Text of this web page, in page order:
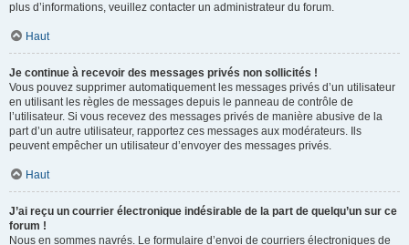
plus d’informations, veuillez contacter un administrateur du forum.
Haut
Je continue à recevoir des messages privés non sollicités !
Vous pouvez supprimer automatiquement les messages privés d’un utilisateur
en utilisant les règles de messages depuis le panneau de contrôle de
l’utilisateur. Si vous recevez des messages privés de manière abusive de la
part d’un autre utilisateur, rapportez ces messages aux modérateurs. Ils
peuvent empêcher un utilisateur d’envoyer des messages privés.
Haut
J’ai reçu un courrier électronique indésirable de la part de quelqu’un sur ce
forum !
Nous en sommes navrés. Le formulaire d’envoi de courriers électroniques de